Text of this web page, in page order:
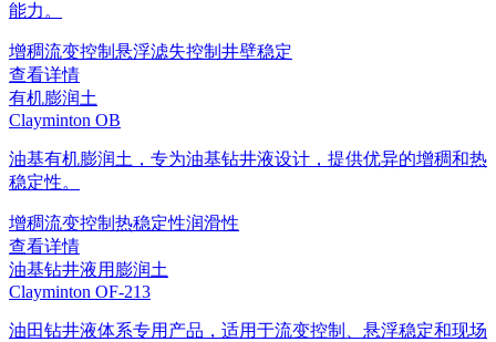
能力。
增稠流变控制 悬浮滤失控制 井壁稳定
查看详情
有机膨润土
Clayminton OB
油基有机膨润土，专为油基钻井液设计，提供优异的增稠和热
稳定性。
增稠流变控制 热稳定性润滑性
查看详情
油基钻井液用膨润土
Clayminton OF-213
油田钻井液体系专用产品，适用于流变控制、悬浮稳定和现场